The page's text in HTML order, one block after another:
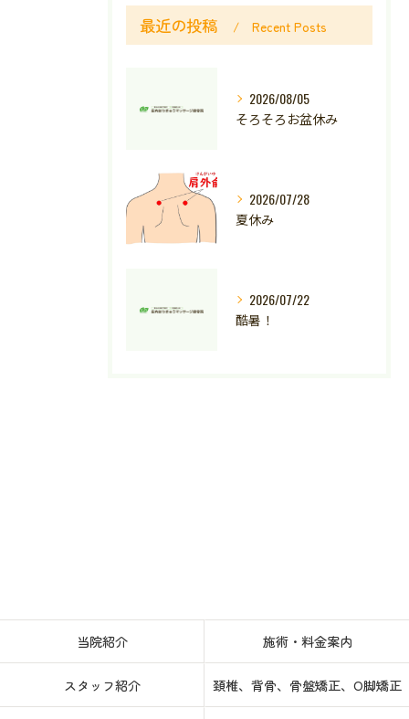
最近の投稿 Recent Posts
2026/08/05
そろそろお盆休み
2026/07/28
夏休み
2026/07/22
酷暑！
当院紹介 施術・料金案内
スタッフ紹介 頚椎、背骨、骨盤矯正、O脚矯正